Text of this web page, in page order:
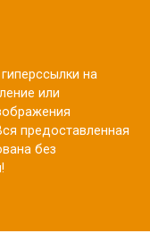
на
или
предоставленная
без